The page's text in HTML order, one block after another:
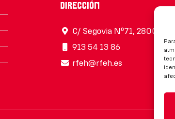
Dirección
C/ Segovia Nº71, 28005,
913 54 13 86
rfeh@rfeh.es